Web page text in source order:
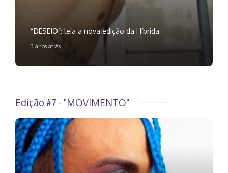
“DESEJO”: leia a nova edição da Híbrida
3 anos atrás
Edição #7 - "MOVIMENTO"